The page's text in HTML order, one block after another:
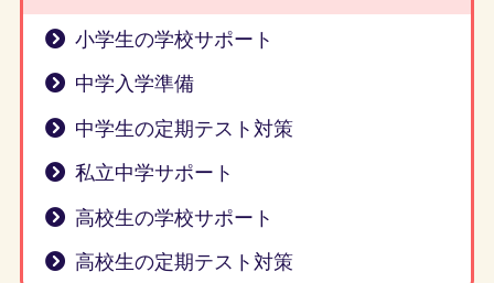
小学生の学校サポート
中学入学準備
中学生の定期テスト対策
私立中学サポート
高校生の学校サポート
高校生の定期テスト対策